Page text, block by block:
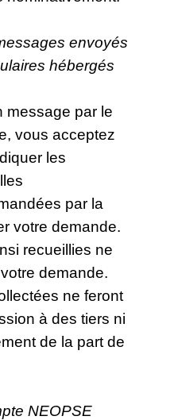
envoyés
hébergés
message par le
vous acceptez
les
par la
votre demande.
recueillies ne
demande.
ne feront
à des tiers ni
de la part de
NEOPSE